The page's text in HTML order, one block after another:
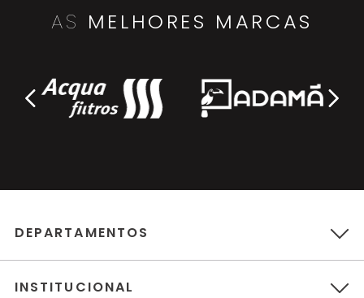
AS MELHORES MARCAS
DEPARTAMENTOS
INSTITUCIONAL